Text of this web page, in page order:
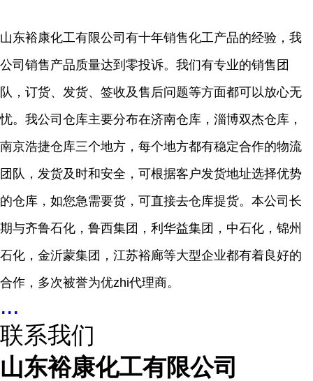
山东裕康化工有限公司有十年销售化工产品的经验，我
公司销售产品质量达到零投诉。我们有专业的销售团
队，订货、发货、签收及售后问题等方面都可以放心无
忧。我公司仓库主要分布在济南仓库，淄博双杰仓库，
南京浩捷仓库三个地方，每个地方都有稳定合作的物流
团队，发货及时和安全，可根据客户发货地址选择优势
的仓库，如您急需要货，可直接去仓库提货。本公司长
期与齐鲁石化，鲁西集团，利华益集团，中石化，锦州
石化，金沂蒙集团，江苏裕廊等大型企业都有着良好的
合作，多次被誉为优zhi代理商。
...
联系我们
山东裕康化工有限公司